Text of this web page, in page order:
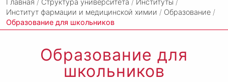
Главная / Структура университета / Институты /
Институт фармации и медицинской химии / Образование /
Образование для школьников
Образование для
школьников